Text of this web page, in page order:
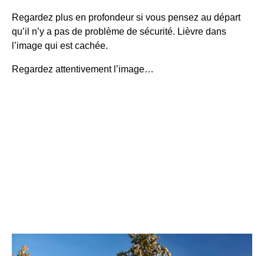
Regardez plus en profondeur si vous pensez au départ
qu’il n’y a pas de problème de sécurité. Lièvre dans
l’image qui est cachée.
Regardez attentivement l’image…